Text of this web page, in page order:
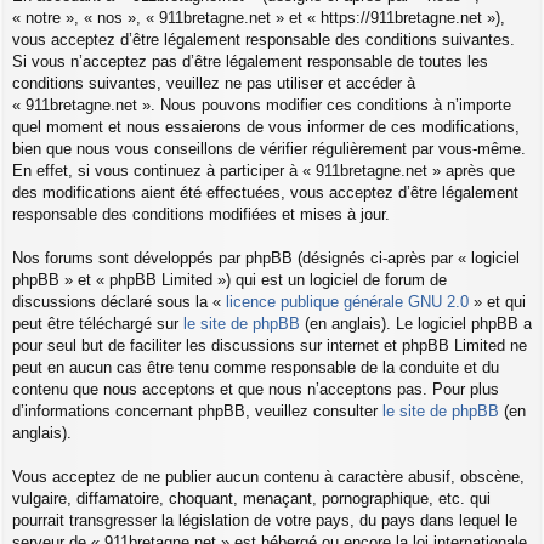
« notre », « nos », « 911bretagne.net » et « https://911bretagne.net »),
vous acceptez d’être légalement responsable des conditions suivantes.
Si vous n’acceptez pas d’être légalement responsable de toutes les
conditions suivantes, veuillez ne pas utiliser et accéder à
« 911bretagne.net ». Nous pouvons modifier ces conditions à n’importe
quel moment et nous essaierons de vous informer de ces modifications,
bien que nous vous conseillons de vérifier régulièrement par vous-même.
En effet, si vous continuez à participer à « 911bretagne.net » après que
des modifications aient été effectuées, vous acceptez d’être légalement
responsable des conditions modifiées et mises à jour.
Nos forums sont développés par phpBB (désignés ci-après par « logiciel
phpBB » et « phpBB Limited ») qui est un logiciel de forum de
discussions déclaré sous la « licence publique générale GNU 2.0 » et qui
peut être téléchargé sur le site de phpBB (en anglais). Le logiciel phpBB a
pour seul but de faciliter les discussions sur internet et phpBB Limited ne
peut en aucun cas être tenu comme responsable de la conduite et du
contenu que nous acceptons et que nous n’acceptons pas. Pour plus
d’informations concernant phpBB, veuillez consulter le site de phpBB (en
anglais).
Vous acceptez de ne publier aucun contenu à caractère abusif, obscène,
vulgaire, diffamatoire, choquant, menaçant, pornographique, etc. qui
pourrait transgresser la législation de votre pays, du pays dans lequel le